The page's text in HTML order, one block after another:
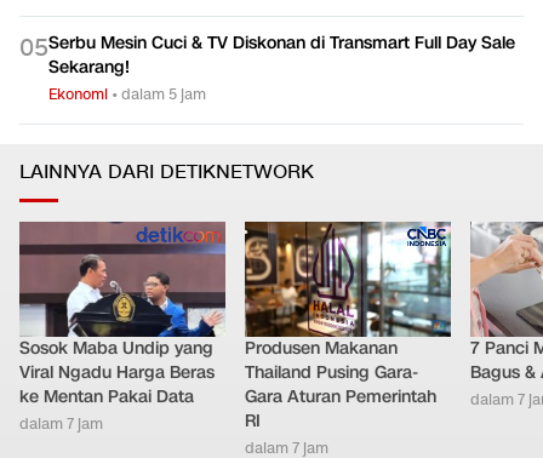
05Serbu Mesin Cuci & TV Diskonan di Transmart Full Day Sale
Sekarang!
Ekonomi •dalam 5 jam
LAINNYA DARI DETIKNETWORK
Sosok Maba Undip yang
Viral Ngadu Harga Beras
ke Mentan Pakai Data
dalam 7 jam
Produsen Makanan
Thailand Pusing Gara-
Gara Aturan Pemerintah
RI
dalam 7 jam
7 Panci
Bagus &
dalam 7